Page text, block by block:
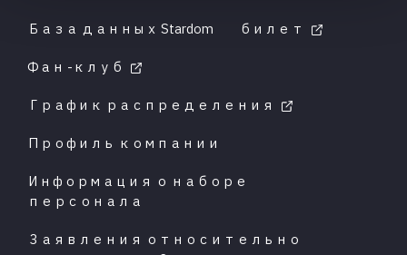
База данных Stardom
билет
Фан -клуб
График распределения
Профиль компании
Информация о наборе
персонала
Заявления относительно